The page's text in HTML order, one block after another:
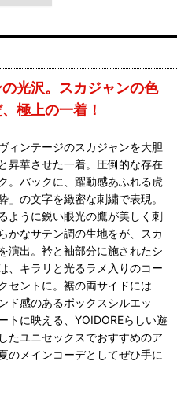
光沢。スカジャンの色
極上の一着！
ィンテージのスカジャンを大胆
昇華させた一着。圧倒的な存在
。バックに、躍動感あふれる虎
」の文字を緻密な刺繍で表現。
ように鋭い眼光の鷹が美しく刺
かなサテン調の生地をが、スカ
演出。衿と袖部分に施されたシ
、キラリと光るラメ入りのコー
セントに。裾の両サイドには
ド感のあるボックスシルエッ
トに映える、YOIDOREらしい遊
たユニセックスでおすすめのア
のメインコーデとしてぜひ手に